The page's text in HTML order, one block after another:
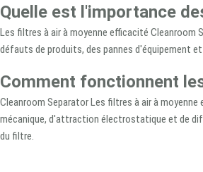
Quelle est l'importance
Les filtres à air à moyenne efficacité Cleanroom
défauts de produits, des pannes d'équipement
Comment fonctionnent
Cleanroom Separator Les filtres à air à
mécanique, d'attraction électrostatique et de
du filtre.